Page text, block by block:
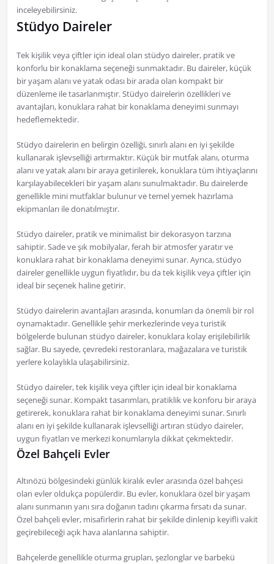
inceleyebilirsiniz.
Stüdyo Daireler
Tek kişilik veya çiftler için ideal olan stüdyo daireler, pratik ve
konforlu bir konaklama seçeneği sunmaktadır. Bu daireler, küçük
bir yaşam alanı ve yatak odası bir arada olan kompakt bir
düzenleme ile tasarlanmıştır. Stüdyo dairelerin özellikleri ve
avantajları, konuklara rahat bir konaklama deneyimi sunmayı
hedeflemektedir.
Stüdyo dairelerin en belirgin özelliği, sınırlı alanı en iyi şekilde
kullanarak işlevselliği artırmaktır. Küçük bir mutfak alanı, oturma
alanı ve yatak alanı bir araya getirilerek, konuklara tüm ihtiyaçlarını
karşılayabilecekleri bir yaşam alanı sunulmaktadır. Bu dairelerde
genellikle mini mutfaklar bulunur ve temel yemek hazırlama
ekipmanları ile donatılmıştır.
Stüdyo daireler, pratik ve minimalist bir dekorasyon tarzına
sahiptir. Sade ve şık mobilyalar, ferah bir atmosfer yaratır ve
konuklara rahat bir konaklama deneyimi sunar. Ayrıca, stüdyo
daireler genellikle uygun fiyatlıdır, bu da tek kişilik veya çiftler için
ideal bir seçenek haline getirir.
Stüdyo dairelerin avantajları arasında, konumları da önemli bir rol
oynamaktadır. Genellikle şehir merkezlerinde veya turistik
bölgelerde bulunan stüdyo daireler, konuklara kolay erişilebilirlik
sağlar. Bu sayede, çevredeki restoranlara, mağazalara ve turistik
yerlere kolaylıkla ulaşabilirsiniz.
Stüdyo daireler, tek kişilik veya çiftler için ideal bir konaklama
seçeneği sunar. Kompakt tasarımları, pratiklik ve konforu bir araya
getirerek, konuklara rahat bir konaklama deneyimi sunar. Sınırlı
alanı en iyi şekilde kullanarak işlevselliği artıran stüdyo daireler,
uygun fiyatları ve merkezi konumlarıyla dikkat çekmektedir.
Özel Bahçeli Evler
Altınözü bölgesindeki günlük kiralık evler arasında özel bahçesi
olan evler oldukça popülerdir. Bu evler, konuklara özel bir yaşam
alanı sunmanın yanı sıra doğanın tadını çıkarma fırsatı da sunar.
Özel bahçeli evler, misafirlerin rahat bir şekilde dinlenip keyifli vakit
geçirebileceği açık hava alanlarına sahiptir.
Bahçelerde genellikle oturma grupları, şezlonglar ve barbekü